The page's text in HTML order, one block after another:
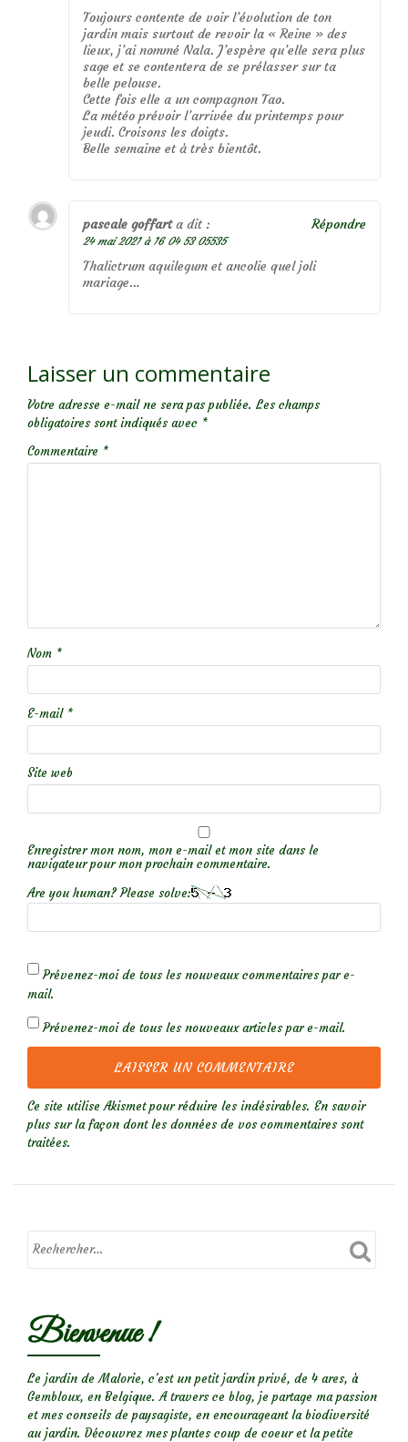
Toujours contente de voir l’évolution de ton
jardin mais surtout de revoir la « Reine » des
lieux, j’ai nommé Nala. J’espère qu’elle sera plus
sage et se contentera de se prélasser sur ta
belle pelouse.
Cette fois elle a un compagnon Tao.
La météo prévoir l’arrivée du printemps pour
jeudi. Croisons les doigts.
Belle semaine et à très bientôt.
pascale goffart a dit :
24 mai 2021 à 16 04 53 05535
Thalictrum aquilegum et ancolie quel joli
mariage…
Répondre
Laisser un commentaire
Votre adresse e-mail ne sera pas publiée. Les champs
obligatoires sont indiqués avec *
Commentaire *
Nom *
E-mail *
Site web
Enregistrer mon nom, mon e-mail et mon site dans le
navigateur pour mon prochain commentaire.
Are you human? Please solve:
Prévenez-moi de tous les nouveaux commentaires par e-
mail.
Prévenez-moi de tous les nouveaux articles par e-mail.
Ce site utilise Akismet pour réduire les indésirables. En savoir
plus sur la façon dont les données de vos commentaires sont
traitées.
Bienvenue !
Le jardin de Malorie, c'est un petit jardin privé, de 4 ares, à
Gembloux, en Belgique. A travers ce blog, je partage ma passion
et mes conseils de paysagiste, en encourageant la biodiversité
au jardin. Découvrez mes plantes coup de coeur et la petite